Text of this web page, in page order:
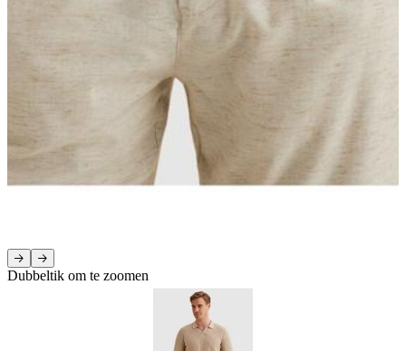
Dubbeltik om te zoomen